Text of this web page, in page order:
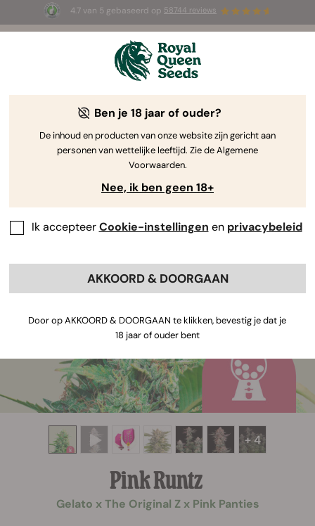
4.7 van 5 gebaseerd op 58744 reviews
3 White Widow Auto zaadjesGRATIS voor de
+ 4
Pink Runtz
Gelato x The Original Z x Pink Panties
Ben je 18 jaar of ouder?
De inhoud en producten van onze website zijn gericht aan
personen van wettelijke leeftijd. Zie de Algemene
Voorwaarden.
Nee, ik ben geen 18+
Ik accepteerCookie-instellingen en privacybeleid
AKKOORD & DOORGAAN
Door op AKKOORD & DOORGAAN te klikken, bevestig je dat je
18 jaar of ouder bent